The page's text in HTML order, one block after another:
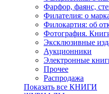
Фарфор, фаянс,
Филателия: о
Филокартия: об
Фотография.
Эксклюзивные
Аукционники
Электронные
Прочее
Распродажа
Показать все КНИГИ